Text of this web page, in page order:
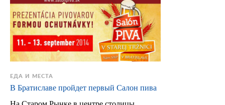
ЕДА И МЕСТА
В Братиславе пройдет первый Салон пива